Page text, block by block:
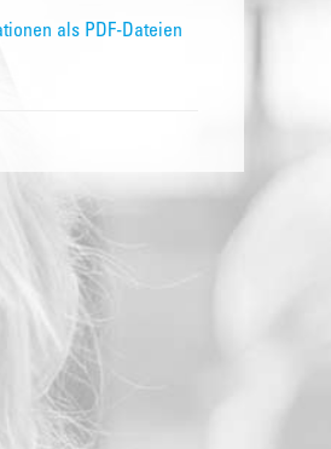
als PDF-Dateien